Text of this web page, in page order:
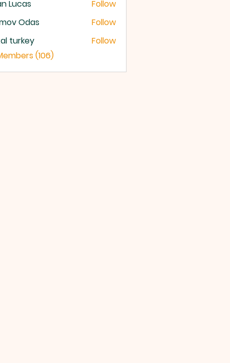
Lucas
Follow
Odas
Follow
turkey
Follow
(106)